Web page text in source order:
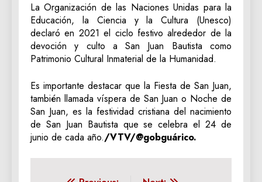
La Organización de las Naciones Unidas para la
Educación, la Ciencia y la Cultura (Unesco)
declaró en 2021 el ciclo festivo alrededor de la
devoción y culto a San Juan Bautista como
Patrimonio Cultural Inmaterial de la Humanidad.
Es importante destacar que la Fiesta de San Juan,
también llamada víspera de San Juan o Noche de
San Juan, es la festividad cristiana del nacimiento
de San Juan Bautista que se celebra el 24 de
junio de cada año./VTV/@gobguárico.